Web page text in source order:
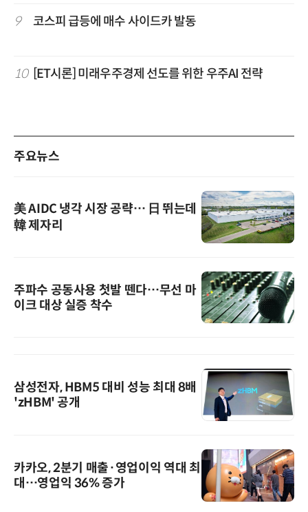
9 코스피 급등에 매수 사이드카 발동
10 [ET시론] 미래우주경제 선도를 위한 우주AI 전략
주요뉴스
美 AIDC 냉각 시장 공략… 日 뛰는데
韓 제자리
주파수 공동사용 첫발 뗀다…무선 마
이크 대상 실증 착수
삼성전자, HBM5 대비 성능 최대 8배
'zHBM' 공개
카카오, 2분기 매출·영업이익 역대 최
대…영업익 36% 증가